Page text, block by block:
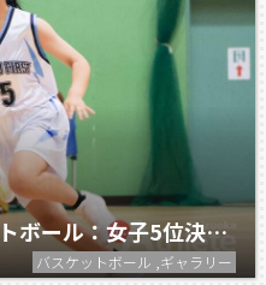
【中体連2026】バスケットボール：女子5位決定戦 清水一 vs 静岡東
バスケットボール ,ギャラリー